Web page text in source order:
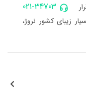
021-34703
زیبای کشور نروژ،